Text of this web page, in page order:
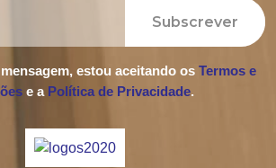
Subscrever
estou aceitando os Termos e
e a Política de Privacidade.